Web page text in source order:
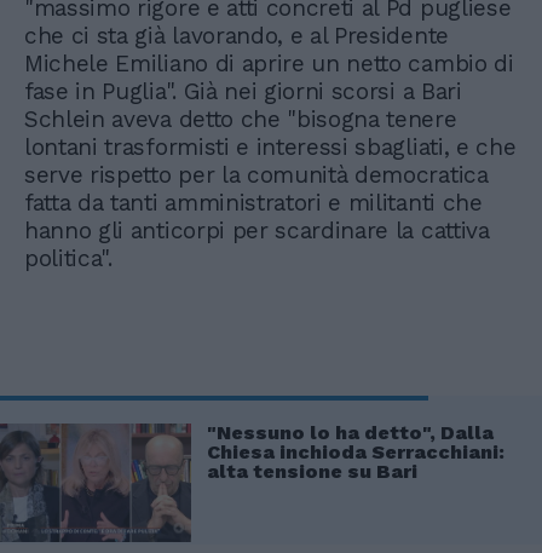
"massimo rigore e atti concreti al Pd pugliese
che ci sta già lavorando, e al Presidente
Michele Emiliano di aprire un netto cambio di
fase in Puglia". Già nei giorni scorsi a Bari
Schlein aveva detto che "bisogna tenere
lontani trasformisti e interessi sbagliati, e che
serve rispetto per la comunità democratica
fatta da tanti amministratori e militanti che
hanno gli anticorpi per scardinare la cattiva
politica".
"Nessuno lo ha detto", Dalla
Chiesa inchioda Serracchiani:
alta tensione su Bari